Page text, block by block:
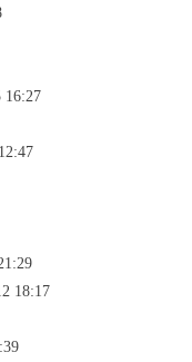
16:27
18:17